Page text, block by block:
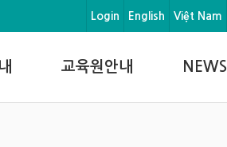
Login English Việt Nam
교육원안내 NEWS